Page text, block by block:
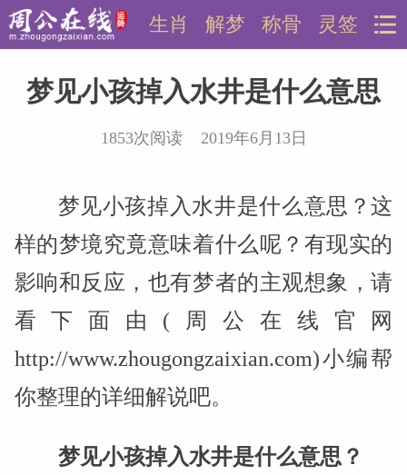
灵签
称骨
解梦
生肖
梦见小孩掉入水井是什么意思
1853次阅读 2019年6月13日
梦见小孩掉入水井是什么意思？这
样的梦境究竟意味着什么呢？有现实的
影响和反应，也有梦者的主观想象，请
看下面由(周公在线官网
http://www.zhougongzaixian.com)小编帮
你整理的详细解说吧。
梦见小孩掉入水井是什么意思？